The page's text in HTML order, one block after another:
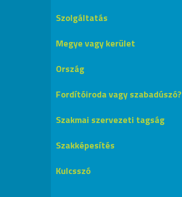
Szolgáltatás
Megye vagy kerület
Ország
Fordítóiroda vagy szabadúszó?
Szakmai szervezeti tagság
Szakképesítés
Kulcsszó